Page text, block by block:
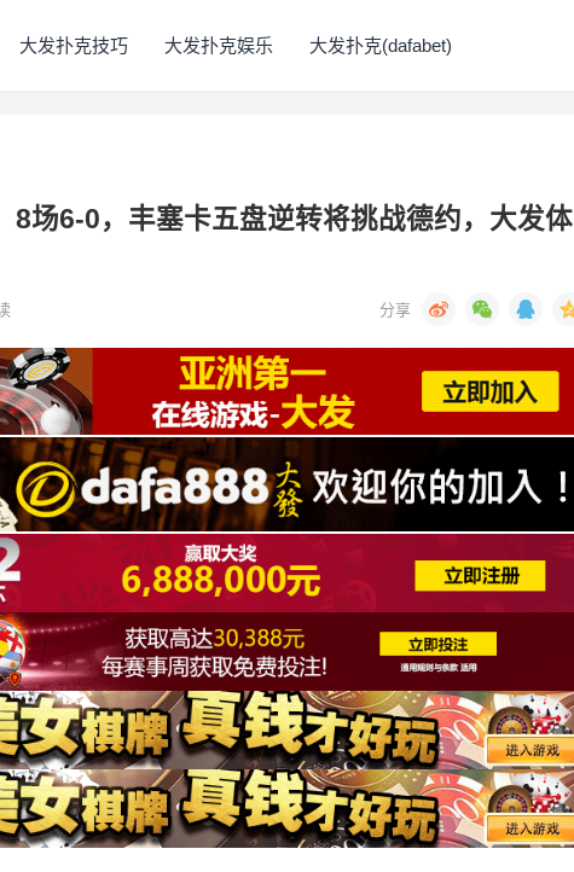
大发扑克技巧 大发扑克娱乐 大发扑克(dafabet)
8场6-0，丰塞卡五盘逆转将挑战德约，大发体